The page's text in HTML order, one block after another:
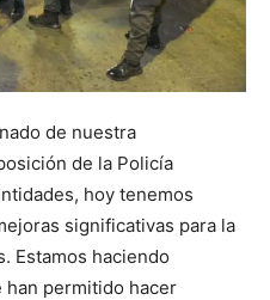
de nuestra
de la Policía
hoy tenemos
significativas para la
Estamos haciendo
permitido hacer